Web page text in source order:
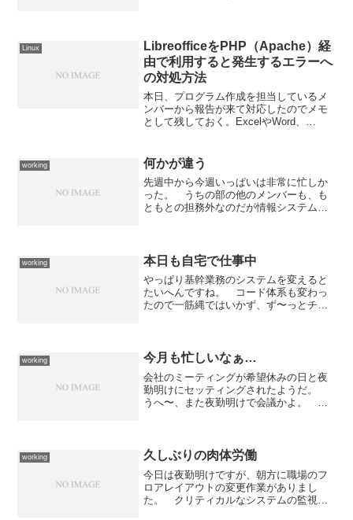
Linux
LibreofficeをPHP（Apache）経
由で利用すると発生するエラーへ
の対処方法
本日、プログラム作成を担当しているメ
ンバーから報告が来て対応したのでメモ
として残しておく。ExcelやWord、
ンドラインから利用しているが、P...
working 何かが違う
先週中から今週いっぱいは非常に忙しか
った。 うちの部の他のメンバーも、も
ともとの担務外なのだが情報システム系
テムの業務を行っているのは...
working 本日も自宅で仕事中
やっぱり基幹業務のシステムを変えると
たいへんですね。 コード体系も変わっ
たので一筋縄ではいかず、ず〜っとチェ
のものなので不正確ではあ...
working 今月も忙しいなぁ…
会社のミーティングが希望休みの日と夜
勤明けにセッティングされたようだ。
うへ〜、また夜勤明けで会議かよ。 昨
明けの日に会社の部長から...
working 久しぶりの肉体労働
今日は夜勤明けですが、朝方に職場のフ
ロアレイアウトの変更作業がありまし
た。 クリティカルなシステムの監視も